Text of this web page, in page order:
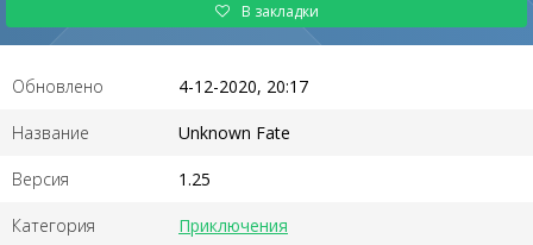
В закладки
Обновлено 4-12-2020, 20:17
Название Unknown Fate
Версия 1.25
Категория Приключения